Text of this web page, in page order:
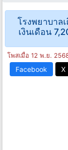
โรงพยาบาล
เงินเดือน
โพสเมื่อ 12 พ.ย.
Facebook X